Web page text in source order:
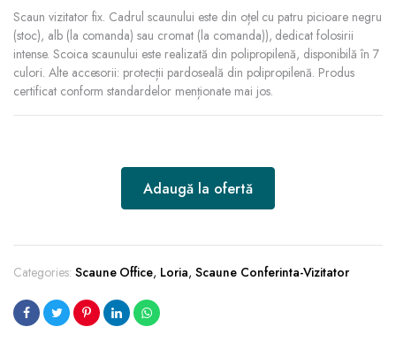
Scaun vizitator fix. Cadrul scaunului este din oțel cu patru picioare negru
(stoc), alb (la comanda) sau cromat (la comanda)), dedicat folosirii
intense. Scoica scaunului este realizată din polipropilenă, disponibilă în 7
culori. Alte accesorii: protecții pardoseală din polipropilenă. Produs
certificat conform standardelor menționate mai jos.
Adaugă la ofertă
Categories: Scaune Office, Loria,Scaune Conferinta-Vizitator